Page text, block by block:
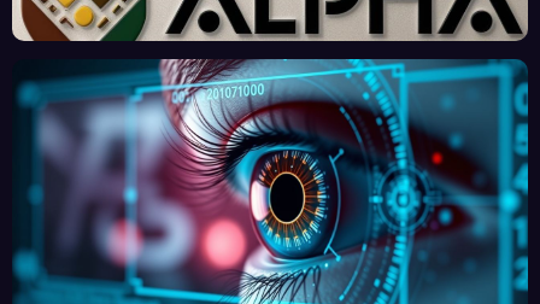
ent
cacit
é de
l’IA
par
l’Inte
lligen
ce
Artifi
cielle
Trans
form
ation
Logis
tique
et
Infras
truct
ures
enirs